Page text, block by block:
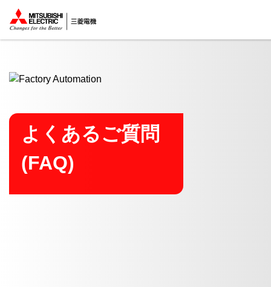
ここから本文
よくあるご質問
(FAQ)